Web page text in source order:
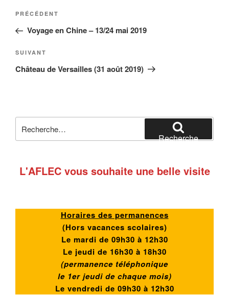
Navigation
l’article
Article
précédent
PRÉCÉDENT
Voyage en Chine – 13/24 mai 2019
Article
suivant
SUIVANT
Château de Versailles (31 août 2019)
pour
Recherche
L'AFLEC vous souhaite une belle visite
Horaires des permanences
(Hors vacances scolaires)
Le mardi de 09h30 à 12h30
Le jeudi de 16h30 à 18h30
(permanence téléphonique
le 1er jeudi de chaque mois)
Le vendredi de 09h30 à 12h30